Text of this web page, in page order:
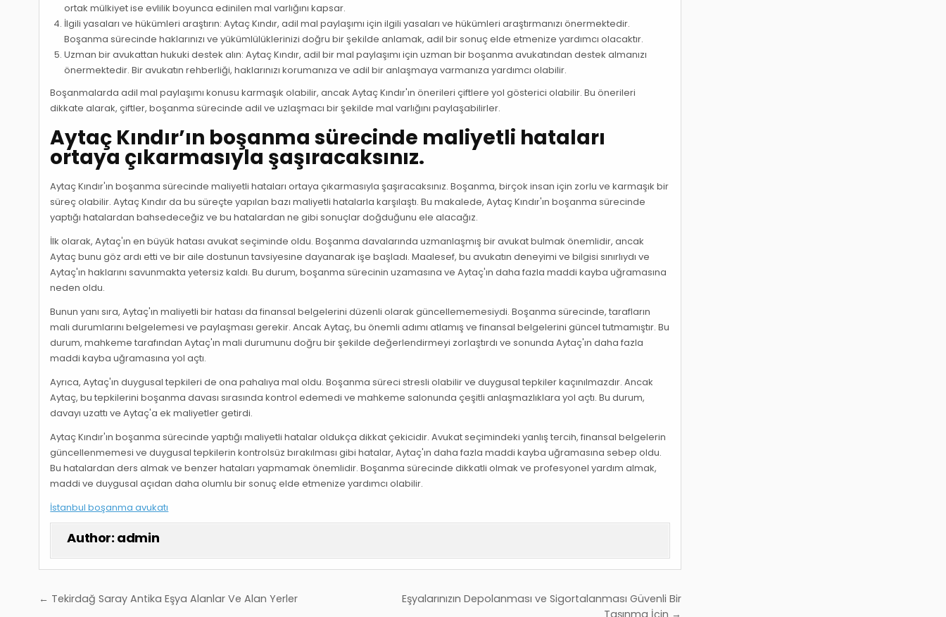
ortak mülkiyet ise evlilik boyunca edinilen mal varlığını kapsar.
İlgili yasaları ve hükümleri araştırın: Aytaç Kındır, adil mal paylaşımı için ilgili yasaları ve hükümleri araştırmanızı önermektedir.
Boşanma sürecinde haklarınızı ve yükümlülüklerinizi doğru bir şekilde anlamak, adil bir sonuç elde etmenize yardımcı olacaktır.
Uzman bir avukattan hukuki destek alın: Aytaç Kındır, adil bir mal paylaşımı için uzman bir boşanma avukatından destek almanızı
önermektedir. Bir avukatın rehberliği, haklarınızı korumanıza ve adil bir anlaşmaya varmanıza yardımcı olabilir.
Boşanmalarda adil mal paylaşımı konusu karmaşık olabilir, ancak Aytaç Kındır'ın önerileri çiftlere yol gösterici olabilir. Bu önerileri
dikkate alarak, çiftler, boşanma sürecinde adil ve uzlaşmacı bir şekilde mal varlığını paylaşabilirler.
Aytaç Kındır’ın boşanma sürecinde maliyetli hataları
ortaya çıkarmasıyla şaşıracaksınız.
Aytaç Kındır'ın boşanma sürecinde maliyetli hataları ortaya çıkarmasıyla şaşıracaksınız. Boşanma, birçok insan için zorlu ve karmaşık bir
süreç olabilir. Aytaç Kındır da bu süreçte yapılan bazı maliyetli hatalarla karşılaştı. Bu makalede, Aytaç Kındır'ın boşanma sürecinde
yaptığı hatalardan bahsedeceğiz ve bu hatalardan ne gibi sonuçlar doğduğunu ele alacağız.
İlk olarak, Aytaç'ın en büyük hatası avukat seçiminde oldu. Boşanma davalarında uzmanlaşmış bir avukat bulmak önemlidir, ancak
Aytaç bunu göz ardı etti ve bir aile dostunun tavsiyesine dayanarak işe başladı. Maalesef, bu avukatın deneyimi ve bilgisi sınırlıydı ve
Aytaç'ın haklarını savunmakta yetersiz kaldı. Bu durum, boşanma sürecinin uzamasına ve Aytaç'ın daha fazla maddi kayba uğramasına
neden oldu.
Bunun yanı sıra, Aytaç'ın maliyetli bir hatası da finansal belgelerini düzenli olarak güncellememesiydi. Boşanma sürecinde, tarafların
mali durumlarını belgelemesi ve paylaşması gerekir. Ancak Aytaç, bu önemli adımı atlamış ve finansal belgelerini güncel tutmamıştır. Bu
durum, mahkeme tarafından Aytaç'ın mali durumunu doğru bir şekilde değerlendirmeyi zorlaştırdı ve sonunda Aytaç'ın daha fazla
maddi kayba uğramasına yol açtı.
Ayrıca, Aytaç'ın duygusal tepkileri de ona pahalıya mal oldu. Boşanma süreci stresli olabilir ve duygusal tepkiler kaçınılmazdır. Ancak
Aytaç, bu tepkilerini boşanma davası sırasında kontrol edemedi ve mahkeme salonunda çeşitli anlaşmazlıklara yol açtı. Bu durum,
davayı uzattı ve Aytaç'a ek maliyetler getirdi.
Aytaç Kındır'ın boşanma sürecinde yaptığı maliyetli hatalar oldukça dikkat çekicidir. Avukat seçimindeki yanlış tercih, finansal belgelerin
güncellenmemesi ve duygusal tepkilerin kontrolsüz bırakılması gibi hatalar, Aytaç'ın daha fazla maddi kayba uğramasına sebep oldu.
Bu hatalardan ders almak ve benzer hataları yapmamak önemlidir. Boşanma sürecinde dikkatli olmak ve profesyonel yardım almak,
maddi ve duygusal açıdan daha olumlu bir sonuç elde etmenize yardımcı olabilir.
İstanbul boşanma avukatı
Author: admin
Yazı
Eşyalarınızın Depolanması ve Sigortalanması Güvenli Bir
← Tekirdağ Saray Antika Eşya Alanlar Ve Alan Yerler